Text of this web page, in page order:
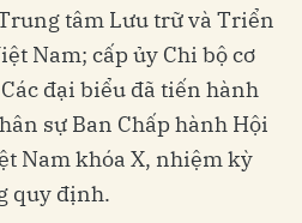
tâm Lưu trữ và Triển
Nam; cấp ủy Chi bộ cơ
đại biểu đã tiến hành
sự Ban Chấp hành Hội
Nam khóa X, nhiệm kỳ
quy định.